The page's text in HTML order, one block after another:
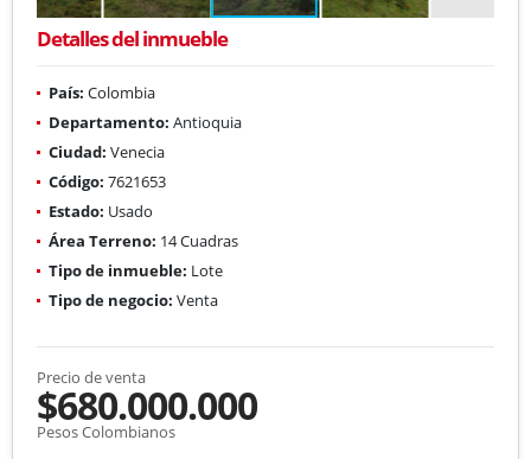
Detalles del inmueble
País: Colombia
Departamento: Antioquia
Ciudad: Venecia
Código: 7621653
Estado: Usado
Área Terreno: 14 Cuadras
Tipo de inmueble: Lote
Tipo de negocio: Venta
Precio de venta
$680.000.000
Pesos Colombianos